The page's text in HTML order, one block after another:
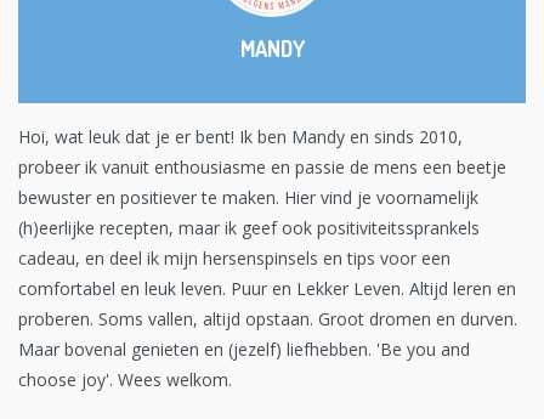
MANDY
Hoi, wat leuk dat je er bent! Ik ben Mandy en sinds 2010,
probeer ik vanuit enthousiasme en passie de mens een beetje
bewuster en positiever te maken. Hier vind je voornamelijk
(h)eerlijke recepten, maar ik geef ook positiviteitssprankels
cadeau, en deel ik mijn hersenspinsels en tips voor een
comfortabel en leuk leven. Puur en Lekker Leven. Altijd leren en
proberen. Soms vallen, altijd opstaan. Groot dromen en durven.
Maar bovenal genieten en (jezelf) liefhebben. 'Be you and
choose joy'. Wees welkom.